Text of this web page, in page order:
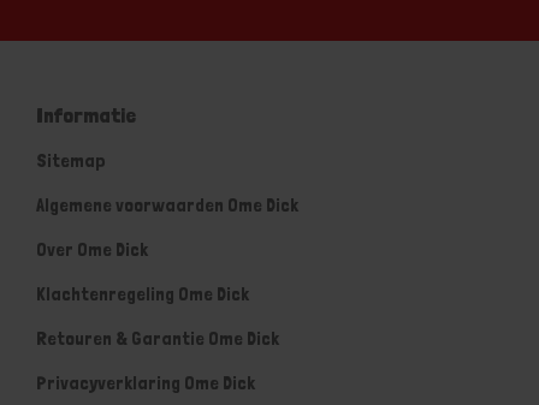
Informatie
Sitemap
Algemene voorwaarden Ome Dick
Over Ome Dick
Klachtenregeling Ome Dick
Retouren & Garantie Ome Dick
Privacyverklaring Ome Dick